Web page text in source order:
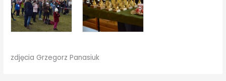
zdjęcia Grzegorz Panasiuk